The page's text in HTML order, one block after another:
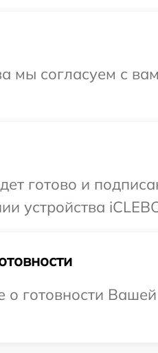
мы согласуем с
готово и
устройства
готовности